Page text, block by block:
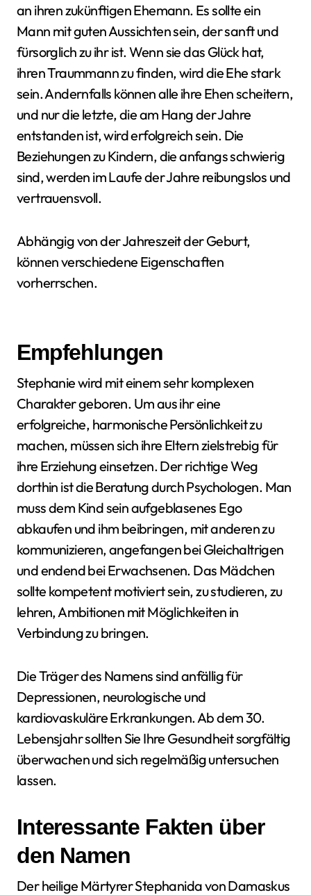
an ihren zukünftigen Ehemann. Es sollte ein
Mann mit guten Aussichten sein, der sanft und
fürsorglich zu ihr ist. Wenn sie das Glück hat,
ihren Traummann zu finden, wird die Ehe stark
sein. Andernfalls können alle ihre Ehen scheitern,
und nur die letzte, die am Hang der Jahre
entstanden ist, wird erfolgreich sein. Die
Beziehungen zu Kindern, die anfangs schwierig
sind, werden im Laufe der Jahre reibungslos und
vertrauensvoll.
Abhängig von der Jahreszeit der Geburt,
können verschiedene Eigenschaften
vorherrschen.
Empfehlungen
Stephanie wird mit einem sehr komplexen
Charakter geboren. Um aus ihr eine
erfolgreiche, harmonische Persönlichkeit zu
machen, müssen sich ihre Eltern zielstrebig für
ihre Erziehung einsetzen. Der richtige Weg
dorthin ist die Beratung durch Psychologen. Man
muss dem Kind sein aufgeblasenes Ego
abkaufen und ihm beibringen, mit anderen zu
kommunizieren, angefangen bei Gleichaltrigen
und endend bei Erwachsenen. Das Mädchen
sollte kompetent motiviert sein, zu studieren, zu
lehren, Ambitionen mit Möglichkeiten in
Verbindung zu bringen.
Die Träger des Namens sind anfällig für
Depressionen, neurologische und
kardiovaskuläre Erkrankungen. Ab dem 30.
Lebensjahr sollten Sie Ihre Gesundheit sorgfältig
überwachen und sich regelmäßig untersuchen
lassen.
Interessante Fakten über
den Namen
Der heilige Märtyrer Stephanida von Damaskus